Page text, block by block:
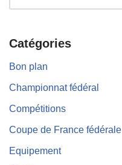
Catégories
Bon plan
Championnat fédéral
Compétitions
Coupe de France fédérale
Equipement